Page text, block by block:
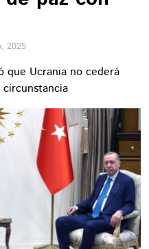
2025
que Ucrania no cederá